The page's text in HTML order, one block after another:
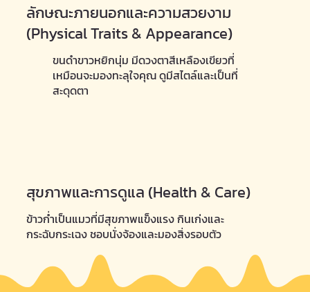
ลักษณะภายนอกและความสวยงาม
(Physical Traits & Appearance)
ขนดำขาวหยิกนุ่ม มีดวงตาสีเหลืองเขียวที่
เหมือนจะมองทะลุใจคุณ ดูมีสไตล์และเป็นที่
สะดุดตา
สุขภาพและการดูแล (Health & Care)
ข้าวก่ำเป็นแมวที่มีสุขภาพแข็งแรง กินเก่งและ
กระฉับกระเฉง ชอบนั่งจ้องและมองสิ่งรอบตัว